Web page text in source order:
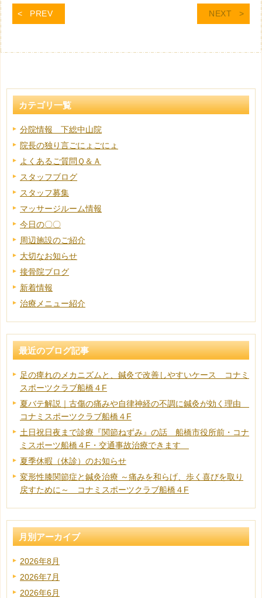
PREV NEXT
カテゴリ一覧
分院情報 下総中山院
院長の独り言ごにょごにょ
よくあるご質問Ｑ＆Ａ
スタッフブログ
スタッフ募集
マッサージルーム情報
今日の〇〇
周辺施設のご紹介
大切なお知らせ
接骨院ブログ
新着情報
治療メニュー紹介
最近のブログ記事
足の痺れのメカニズムと、鍼灸で改善しやすいケース コナミ
スポーツクラブ船橋４F
夏バテ解説｜古傷の痛みや自律神経の不調に鍼灸が効く理由
コナミスポーツクラブ船橋４F
土日祝日夜まで診療『関節ねずみ』の話 船橋市役所前・コナ
ミスポーツ船橋４F・交通事故治療できます
夏季休暇（休診）のお知らせ
変形性膝関節症と鍼灸治療 ～痛みを和らげ、歩く喜びを取り
戻すために～ コナミスポーツクラブ船橋４F
月別アーカイブ
2026年8月
2026年7月
2026年6月